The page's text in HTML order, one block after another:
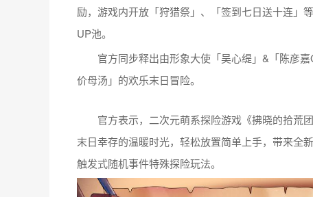
励，游戏内开放「狩猎祭」、「签到七日送十连
UP池。
官方同步释出由形象大使「吴心缇」&「陈彦嘉
价母汤」的欢乐末日冒险。
官方表示，二次元萌系探险游戏《拂晓的拾荒
末日幸存的温暖时光，轻松放置简单上手，带来全
触发式随机事件特殊探险玩法。